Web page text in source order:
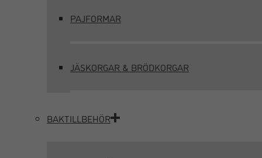
PAJFORMAR
JÄSKORGAR & BRÖDKORGAR
BAKTILLBEHÖR